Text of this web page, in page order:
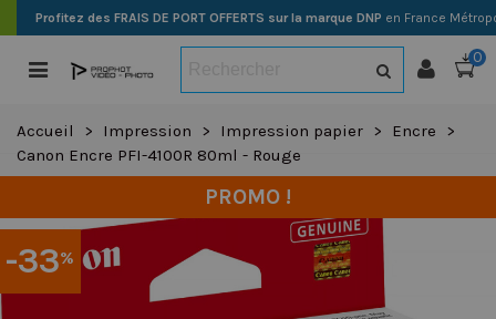
Profitez des FRAIS DE PORT OFFERTS sur la marque DNP en France
0
Accueil > Impression > Impression papier > Encre
>
Canon Encre PFI-4100R 80ml - Rouge
-33%
PROMO !